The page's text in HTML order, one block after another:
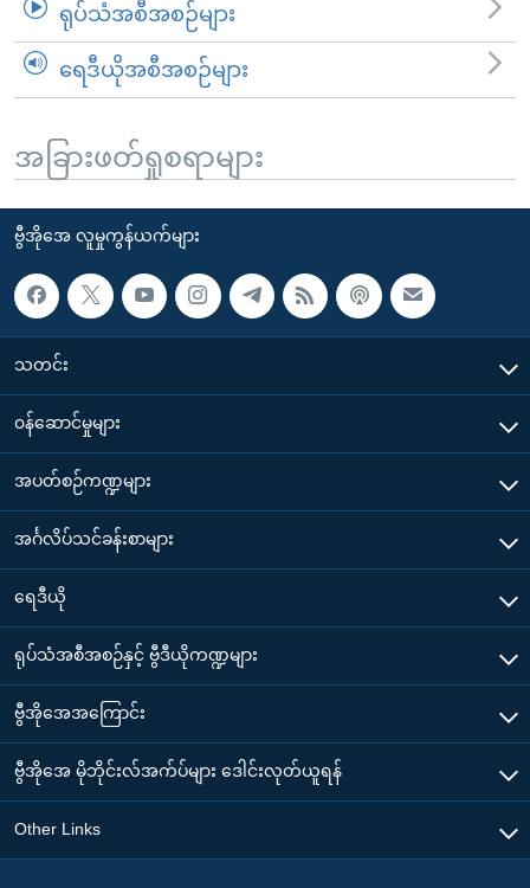
ရုပ်သံအစီအစဉ်များ
ရေဒီယိုအစီအစဉ်များ
အခြားဖတ်ရှုစရာများ
ဗွီအိုအေ လူမှုကွန်ယက်များ
သတင်း
၀န်ဆောင်မှုများ
အပတ်စဉ်ကဏ္ဍများ
အင်္ဂလိပ်သင်ခန်းစာများ
ရေဒီယို
ရုပ်သံအစီအစဉ်နှင့် ဗွီဒီယိုကဏ္ဍများ
ဗွီအိုအေအကြောင်း
ဗွီအိုအေ မိုဘိုင်းလ်အက်ပ်များ ဒေါင်းလုတ်ယူရန်
Other Links